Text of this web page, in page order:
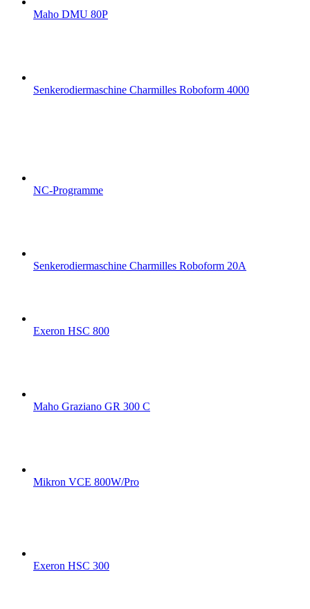
Maho DMU 80P
Senkerodiermaschine Charmilles Roboform 4000
NC-Programme
Senkerodiermaschine Charmilles Roboform 20A
Exeron HSC 800
Maho Graziano GR 300 C
Mikron VCE 800W/Pro
Exeron HSC 300